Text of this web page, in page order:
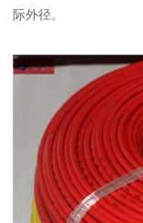
际外径。